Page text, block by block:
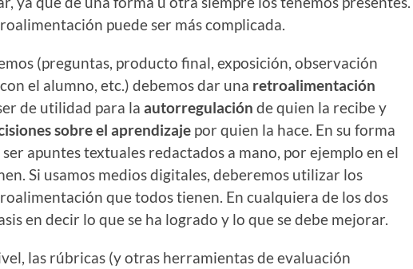
puede ser más complicada.
(preguntas, producto final, exposición, observación
el alumno, etc.) debemos dar una retroalimentación
de utilidad para la autorregulación de quien la recibe y
sobre el aprendizaje por quien la hace. En su forma
ser apuntes textuales redactados a mano, por ejemplo en el
Si usamos medios digitales, deberemos utilizar los
que todos tienen. En cualquiera de los dos
en decir lo que se ha logrado y lo que se debe mejorar.
las rúbricas (y otras herramientas de evaluación